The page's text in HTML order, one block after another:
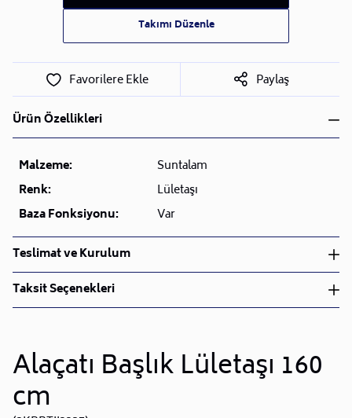
Takımı Düzenle
Favorilere Ekle
Paylaş
Ürün Özellikleri
Malzeme:
Suntalam
Renk:
Lületaşı
Baza Fonksiyonu:
Var
Teslimat ve Kurulum
Teslimat ve Kurulum
• Siparişlerinizi aldıktan sonra en kısa sürede işleme
•Kargo süreçlerimizi güçlü lojistik ağımızla
destekleyerek, teslimatı en hızlı şekilde
gerçekleştiriyoruz.
•Siparişiniz hazırlandığında kurulum ekiplerimiz sizin
Taksit Seçenekleri
Tek Çekim
Alaçatı Başlık Lületaşı 160
cm